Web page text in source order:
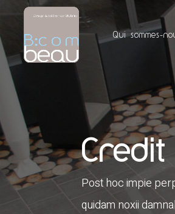
Qui sommes-
Post hoc impie
quidam noxii